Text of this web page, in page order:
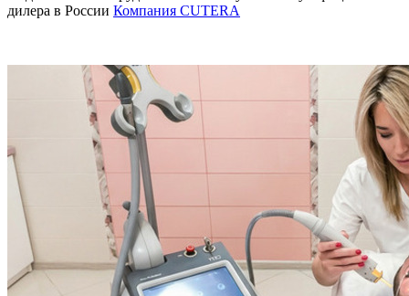
дилера в России Компания CUTERA